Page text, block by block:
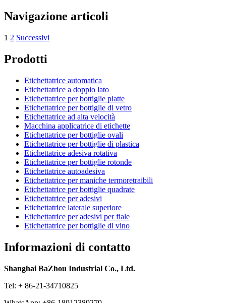
Navigazione articoli
1 2 Successivi
Prodotti
Etichettatrice automatica
Etichettatrice a doppio lato
Etichettatrice per bottiglie piatte
Etichettatrice per bottiglie di vetro
Etichettatrice ad alta velocità
Macchina applicatrice di etichette
Etichettatrice per bottiglie ovali
Etichettatrice per bottiglie di plastica
Etichettatrice adesiva rotativa
Etichettatrice per bottiglie rotonde
Etichettatrice autoadesiva
Etichettatrice per maniche termoretraibili
Etichettatrice per bottiglie quadrate
Etichettatrice per adesivi
Etichettatrice laterale superiore
Etichettatrice per adesivi per fiale
Etichettatrice per bottiglie di vino
Informazioni di contatto
Shanghai BaZhou Industrial Co., Ltd.
Tel: + 86-21-34710825